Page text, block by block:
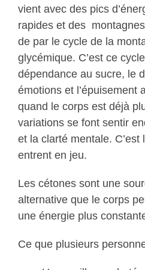
vient avec des pics
rapides et des
de par le cycle de la
glycémique. C’est ce
dépendance au sucre, le
émotions et l’épuisement
quand le corps est déjà
variations se font sentir
et la clarté mentale.
entrent en jeu.
Les cétones sont une
alternative que le corps
une énergie plus
Ce que plusieurs